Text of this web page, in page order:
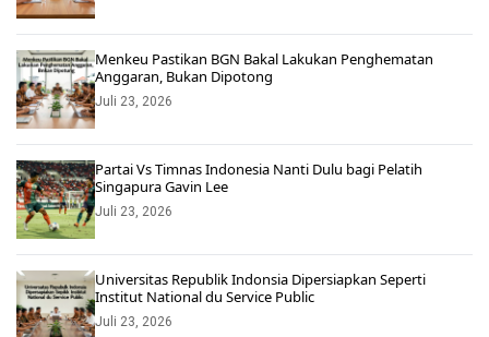
Menkeu Pastikan BGN Bakal Lakukan Penghematan
Anggaran, Bukan Dipotong
Juli 23, 2026
Partai Vs Timnas Indonesia Nanti Dulu bagi Pelatih
Singapura Gavin Lee
Juli 23, 2026
Universitas Republik Indonsia Dipersiapkan Seperti
Institut National du Service Public
Juli 23, 2026